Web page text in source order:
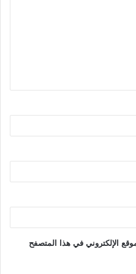
الإلكتروني في هذا المتصفح